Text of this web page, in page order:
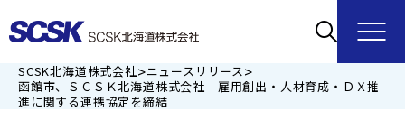
SCSK北海道株式会社>ニュースリリース>
函館市、ＳＣＳＫ北海道株式会社 雇用創出・人材育成・ＤＸ推
進に関する連携協定を締結